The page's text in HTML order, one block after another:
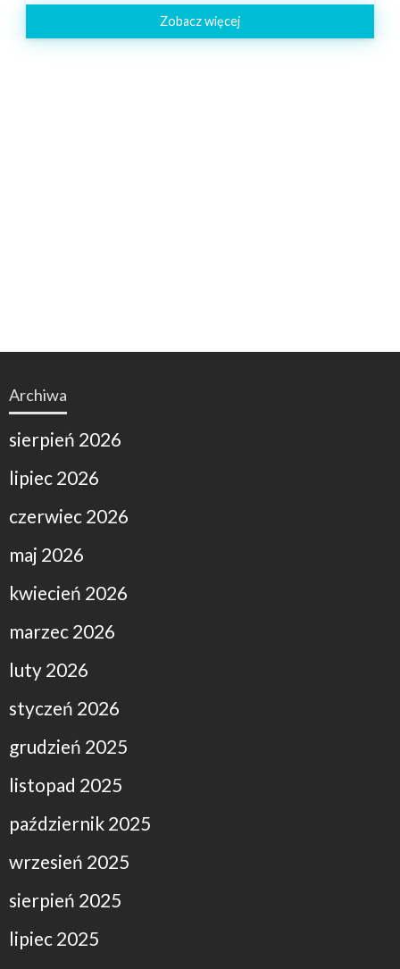
Zobacz więcej
Archiwa
sierpień 2026
lipiec 2026
czerwiec 2026
maj 2026
kwiecień 2026
marzec 2026
luty 2026
styczeń 2026
grudzień 2025
listopad 2025
październik 2025
wrzesień 2025
sierpień 2025
lipiec 2025